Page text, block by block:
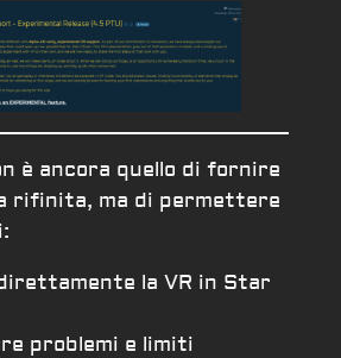
è ancora quello di fornire
rifinita, ma di permettere
la VR in Star
problemi e limiti